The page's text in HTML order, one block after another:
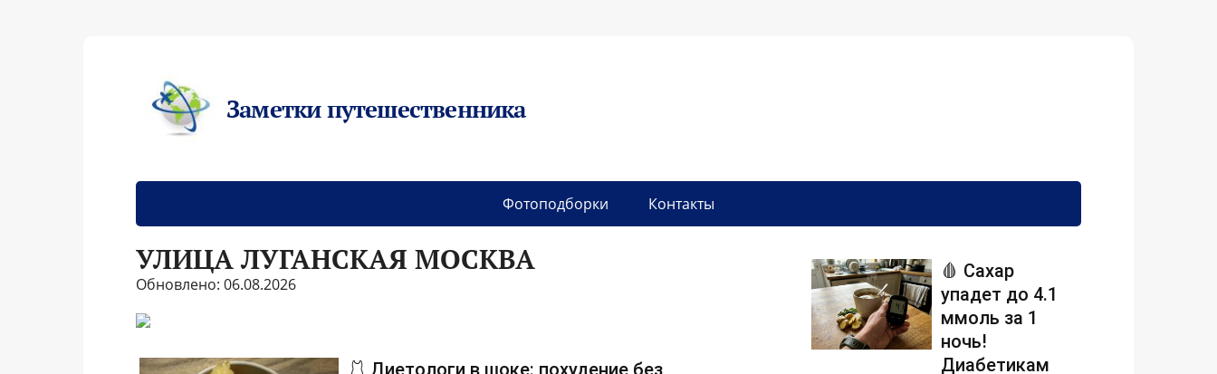
Заметки путешественника
Фотоподборки Контакты
УЛИЦА ЛУГАНСКАЯ МОСКВА
Обновлено: 06.08.2026
🩱 Диетологи в шоке: похудение без
🩸 Сахар
упадет до 4.1
ммоль за 1
ночь!
Диабетикам